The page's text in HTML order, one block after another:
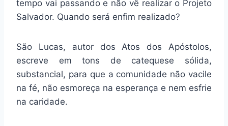
tempo vai passando e não vê realizar o Projeto
Salvador. Quando será enfim realizado?
São Lucas, autor dos Atos dos Apóstolos,
escreve em tons de catequese sólida,
substancial, para que a comunidade não vacile
na fé, não esmoreça na esperança e nem esfrie
na caridade.